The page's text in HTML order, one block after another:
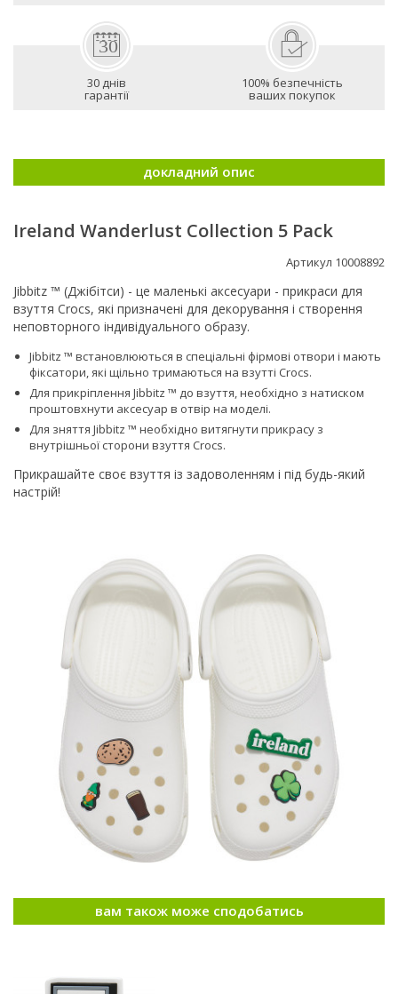
30 днів
гарантії
100% безпечність
ваших покупок
докладний опис
Ireland Wanderlust Collection 5 Pack
Артикул 10008892
Jibbitz ™ (Джібітси) - це маленькі аксесуари - прикраси для
взуття Crocs, які призначені для декорування і створення
неповторного індивідуального образу.
Jibbitz ™ встановлюються в спеціальні фірмові отвори і мають
фіксатори, які щільно тримаються на взутті Сrocs.
Для прикріплення Jibbitz ™ до взуття, необхідно з натиском
проштовхнути аксесуар в отвір на моделі.
Для зняття Jibbitz ™ необхідно витягнути прикрасу з
внутрішньої сторони взуття Сrocs.
Прикрашайте своє взуття із задоволенням і під будь-який
настрій!
вам також може сподобатись